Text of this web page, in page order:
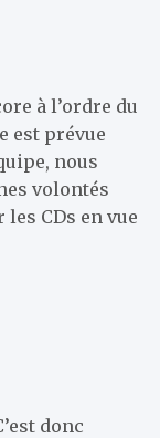
à l’ordre du
est prévue
nous
volontés
CDs en vue
donc